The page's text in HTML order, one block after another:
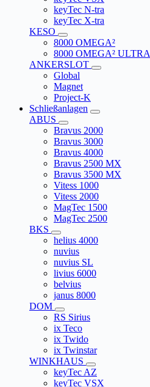
keyTec N-tra
keyTec X-tra
KESO
8000 OMEGA²
8000 OMEGA² ULTRA
ANKERSLOT
Global
Magnet
Project-K
Schließanlagen
ABUS
Bravus 2000
Bravus 3000
Bravus 4000
Bravus 2500 MX
Bravus 3500 MX
Vitess 1000
Vitess 2000
MagTec 1500
MagTec 2500
BKS
helius 4000
nuvius
nuvius SL
livius 6000
belvius
janus 8000
DOM
RS Sirius
ix Teco
ix Twido
ix Twinstar
WINKHAUS
keyTec AZ
keyTec VSX